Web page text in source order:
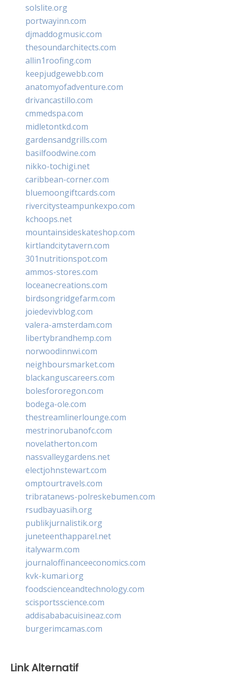
solslite.org
portwayinn.com
djmaddogmusic.com
thesoundarchitects.com
allin1roofing.com
keepjudgewebb.com
anatomyofadventure.com
drivancastillo.com
cmmedspa.com
midletontkd.com
gardensandgrills.com
basilfoodwine.com
nikko-tochigi.net
caribbean-corner.com
bluemoongiftcards.com
rivercitysteampunkexpo.com
kchoops.net
mountainsideskateshop.com
kirtlandcitytavern.com
301nutritionspot.com
ammos-stores.com
loceanecreations.com
birdsongridgefarm.com
joiedevivblog.com
valera-amsterdam.com
libertybrandhemp.com
norwoodinnwi.com
neighboursmarket.com
blackanguscareers.com
bolesfororegon.com
bodega-ole.com
thestreamlinerlounge.com
mestrinorubanofc.com
novelatherton.com
nassvalleygardens.net
electjohnstewart.com
omptourtravels.com
tribratanews-polreskebumen.com
rsudbayuasih.org
publikjurnalistik.org
juneteenthapparel.net
italywarm.com
journaloffinanceeconomics.com
kvk-kumari.org
foodscienceandtechnology.com
scisportsscience.com
addisababacuisineaz.com
burgerimcamas.com
Link Alternatif